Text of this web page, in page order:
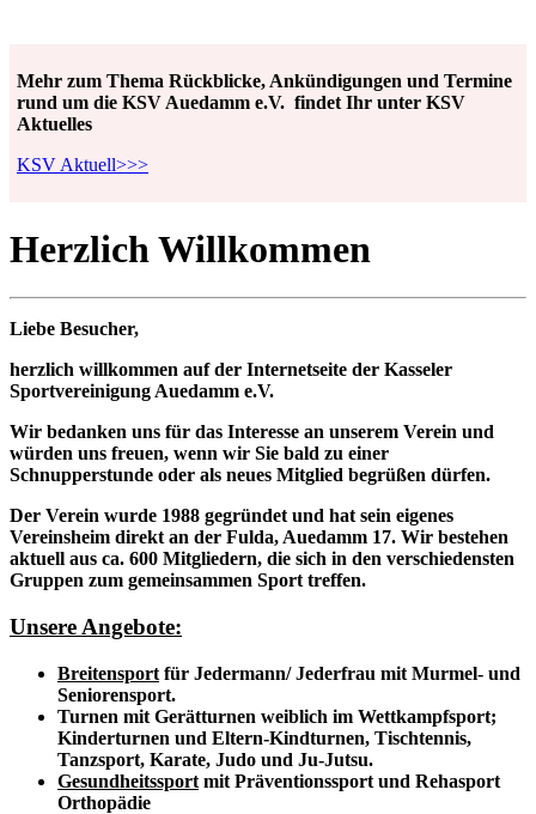
Mehr zum Thema Rückblicke, Ankündigungen und Termine
rund um die KSV Auedamm e.V. findet Ihr unter KSV
Aktuelles
KSV Aktuell>>>
Herzlich Willkommen
Liebe Besucher,
herzlich willkommen auf der Internetseite der Kasseler
Sportvereinigung Auedamm e.V.
Wir bedanken uns für das Interesse an unserem Verein und
würden uns freuen, wenn wir Sie bald zu einer
Schnupperstunde oder als neues Mitglied begrüßen dürfen.
Der Verein wurde 1988 gegründet und hat sein eigenes
Vereinsheim direkt an der Fulda, Auedamm 17. Wir bestehen
aktuell aus ca. 600 Mitgliedern, die sich in den verschiedensten
Gruppen zum gemeinsammen Sport treffen.
Unsere Angebote:
Breitensport für Jedermann/ Jederfrau mit Murmel- und
Seniorensport.
Turnen mit Gerätturnen weiblich im Wettkampfsport;
Kinderturnen und Eltern-Kindturnen, Tischtennis,
Tanzsport, Karate, Judo und Ju-Jutsu.
Gesundheitssport mit Präventionssport und Rehasport
Orthopädie